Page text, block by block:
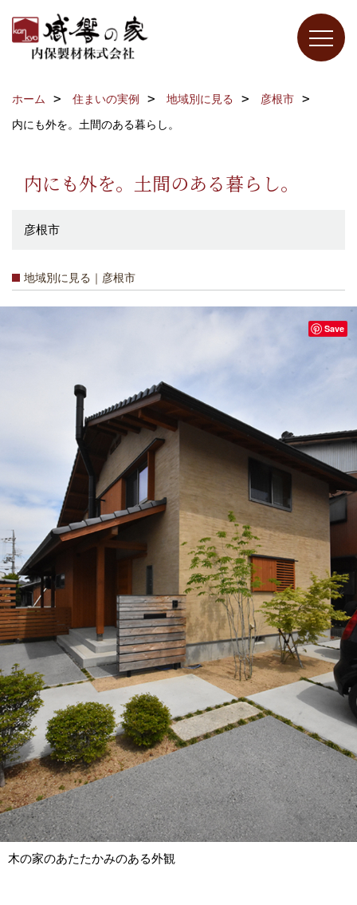
ホーム 住まいの実例 地域別に見る
彦根市
内にも外を。土間のある暮らし。
内にも外を。土間のある暮らし。
彦根市
地域別に見る｜彦根市
木の家のあたたかみのある外観
Save